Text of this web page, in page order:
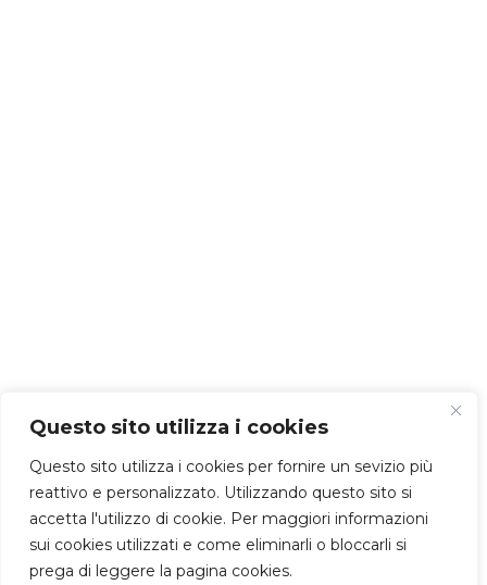
Questo sito utilizza i cookies
Questo sito utilizza i cookies per fornire un sevizio più
reattivo e personalizzato. Utilizzando questo sito si
accetta l'utilizzo di cookie. Per maggiori informazioni
sui cookies utilizzati e come eliminarli o bloccarli si
prega di leggere la pagina cookies.